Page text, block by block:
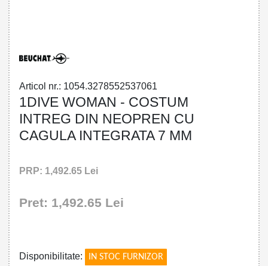
Articol nr.: 1054.3278552537061
1DIVE WOMAN - COSTUM
INTREG DIN NEOPREN CU
CAGULA INTEGRATA 7 MM
PRP: 1,492.65 Lei
Pret: 1,492.65 Lei
Disponibilitate: IN STOC FURNIZOR